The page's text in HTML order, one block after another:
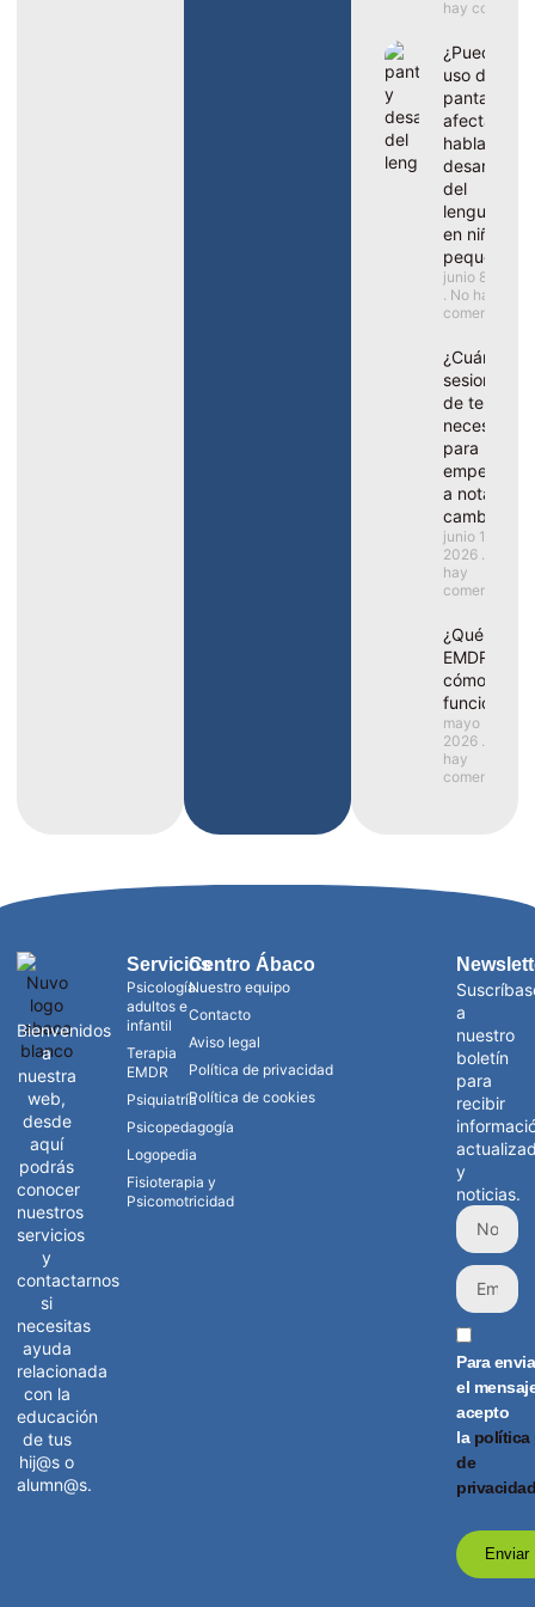
hay
¿Puede el
uso de
pantallas
afectar al
habla y el
desarrollo
del
lenguaje
en niños
pequeños?
junio 8, 2026
No hay
comentarios
¿Cuántas
sesiones
de terapia
necesito
para
empezar
a notar
cambios?
junio 1,
2026
hay
comentarios
¿Qué es el
EMDR y
cómo
funciona?
mayo 25,
2026
hay
comentarios
Bienvenidos
a
nuestra
web,
desde
aquí
podrás
conocer
nuestros
servicios
y
contactarnos
si
necesitas
ayuda
relacionada
con la
educación
de tus
hij@s o
alumn@s.
Servicios
Psicología
adultos e
infantil
Terapia
EMDR
Psiquiatría
Psicopedagogía
Logopedia
Fisioterapia y
Psicomotricidad
Centro Ábaco
Nuestro equipo
Contacto
Aviso legal
Política de privacidad
Política de cookies
a
nuestro
boletín
para
recibir
y
noticias.
Para
el
acepto
la política
de
Enviar